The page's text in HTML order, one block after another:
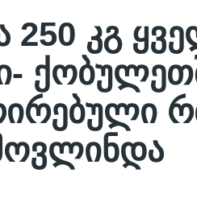
250 კგ